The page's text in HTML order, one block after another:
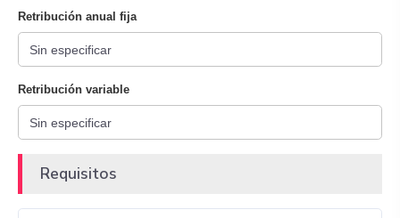
Retribución anual fija
Retribución variable
Requisitos